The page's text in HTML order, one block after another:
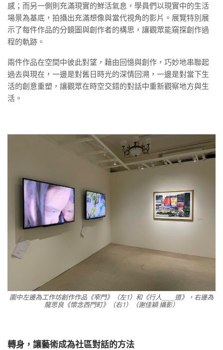
感；而另一側則充滿現實的鮮活氣息，學員們以現實中的生活
場景為基底，拍攝出充滿想像與當代視角的影片。展覽特別展
示了每件作品的分鏡圖與創作者的構思，讓觀眾能窺探創作過
程的軌跡。
兩件作品在空間中彼此對望，藉由回憶與創作，巧妙地串聯起
過去與現在，一邊是對舊日時光的深情回溯，一邊是對當下生
活的創意重塑，讓觀眾在時空交錯的對話中重新觀察地方與生
活。
圖中左邊為工作坊創作作品《窄門》（左1）和《行人＿＿道》，右邊為
龍思良《懷念西門町》（右1）（謝佳穎 攝影）
轉身，讓藝術成為社區對話的方法